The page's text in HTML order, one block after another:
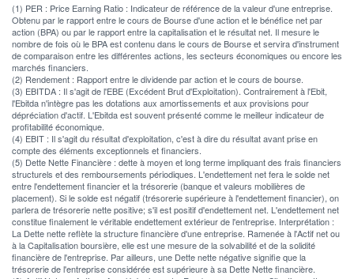
(1) PER : Price Earning Ratio : Indicateur de référence de la valeur d'une entreprise.
Obtenu par le rapport entre le cours de Bourse d'une action et le bénéfice net par
action (BPA) ou par le rapport entre la capitalisation et le résultat net. Il mesure le
nombre de fois où le BPA est contenu dans le cours de Bourse et servira d'instrument
de comparaison entre les différentes actions, les secteurs économiques ou encore les
marchés financiers.
(2) Rendement : Rapport entre le dividende par action et le cours de bourse.
(3) EBITDA : Il s'agit de l'EBE (Excédent Brut d'Exploitation). Contrairement à l'Ebit,
l'Ebitda n'intègre pas les dotations aux amortissements et aux provisions pour
dépréciation d'actif. L'Ebitda est souvent présenté comme le meilleur indicateur de
profitabilité économique.
(4) EBIT : Il s'agit du résultat d'exploitation, c'est à dire du résultat avant prise en
compte des éléments exceptionnels et financiers.
(5) Dette Nette Financière : dette à moyen et long terme impliquant des frais financiers
structurels et des remboursements périodiques. L'endettement net fera le solde net
entre l'endettement financier et la trésorerie (banque et valeurs mobilières de
placement). Si le solde est négatif (trésorerie supérieure à l'endettement financier), on
parlera de trésorerie nette positive; s'il est positif d'endettement net. L'endettement net
constitue finalement le véritable endettement extérieur de l'entreprise. Interprétation :
La Dette nette reflète la structure financière d'une entreprise. Ramenée à l'Actif net ou
à la Capitalisation boursière, elle est une mesure de la solvabilité et de la solidité
financière de l'entreprise. Par ailleurs, une Dette nette négative signifie que la
trésorerie de l'entreprise considérée est supérieure à sa Dette Nette financière.